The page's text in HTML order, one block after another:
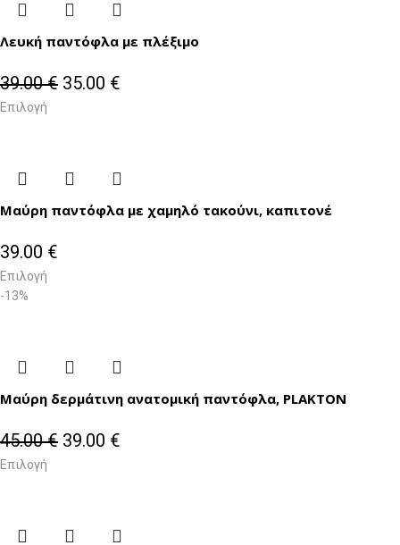
Λευκή παντόφλα με πλέξιμο
39.00€ 35.00 €
Επιλογή
Μαύρη παντόφλα με χαμηλό τακούνι, καπιτονέ
39.00 €
Επιλογή
-13%
Μαύρη δερμάτινη ανατομική παντόφλα, PLAKTON
45.00€ 39.00 €
Επιλογή